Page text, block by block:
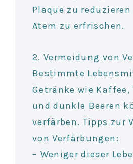
Plaque zu
Atem zu erfrischen.
2. Vermeidung von
Bestimmte
Getränke wie Kaffee,
und dunkle Beeren
verfärben. Tipps zur
von Verfärbungen:
– Weniger dieser